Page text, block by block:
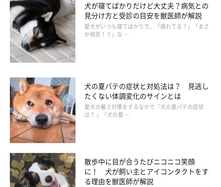
犬が寝てばかりだけど大丈夫？病気との
見分け方と受診の目安を獣医師が解説
愛犬がいつも寝てばかりで、「疲れてる？」「まさ
か病気！？」な …
犬の夏バテの症状と対処法は？ 見逃し
たくない体調変化のサインとは
愛犬の暑さ対策をするなかで『犬の夏バテの症状
は？ 』『犬の夏 …
散歩中に目が合うたびニコニコ笑顔
に！ 犬が飼い主とアイコンタクトをす
る理由を獣医師が解説